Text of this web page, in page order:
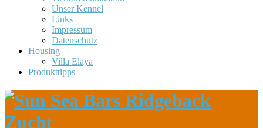
Unser Kennel
Links
Impressum
Datenschutz
Housing
Villa Elaya
Produkttipps